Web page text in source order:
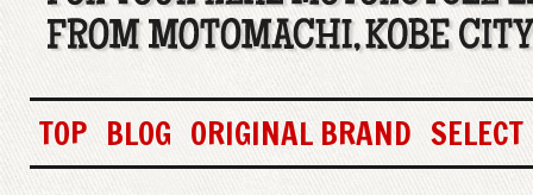
TOP BLOG ORIGINAL BRAND SELECT